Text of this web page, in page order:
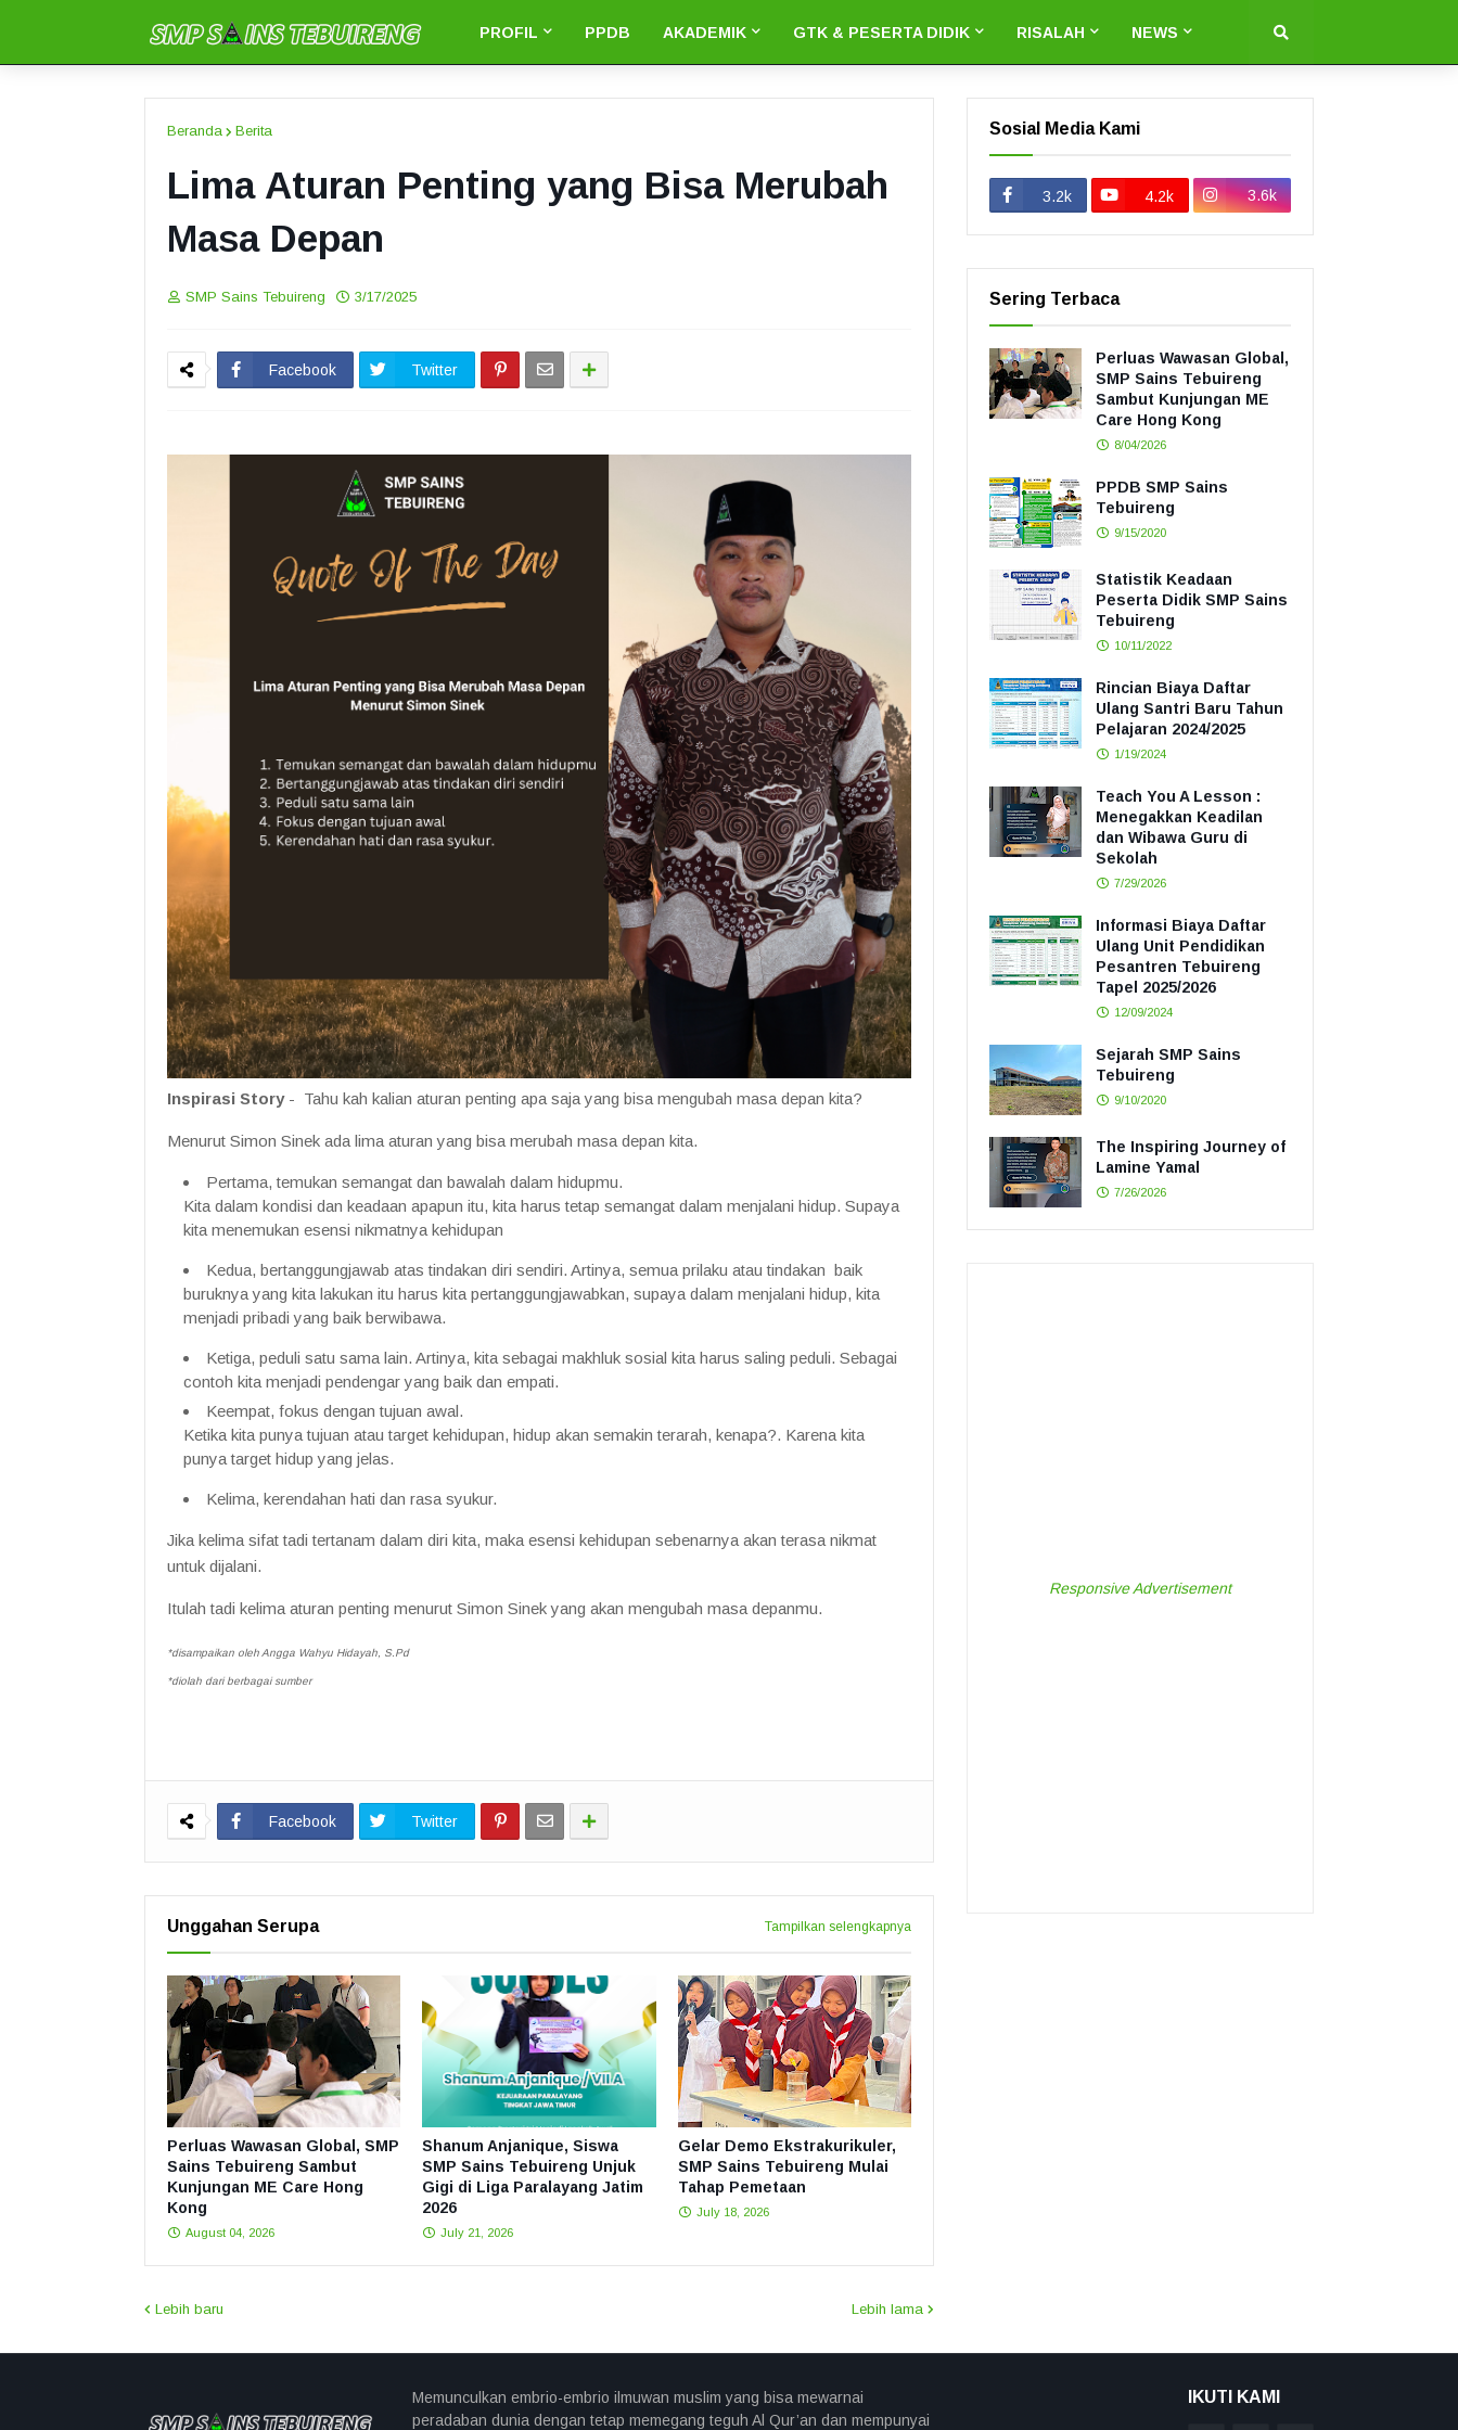
PROFIL PPDB AKADEMIK GTK & PESERTA DIDIK RISALAH NEWS
Beranda Berita
Lima Aturan Penting yang Bisa Merubah
Masa Depan
SMP Sains Tebuireng 3/17/2025
Facebook Twitter
Inspirasi Story- Tahu kah kalian aturan penting apa saja yang bisa mengubah masa depan kita?
Menurut Simon Sinek ada lima aturan yang bisa merubah masa depan kita.
Pertama, temukan semangat dan bawalah dalam hidupmu.
Kita dalam kondisi dan keadaan apapun itu, kita harus tetap semangat dalam menjalani hidup. Supaya
kita menemukan esensi nikmatnya kehidupan
Kedua, bertanggungjawab atas tindakan diri sendiri. Artinya, semua prilaku atau tindakan baik
buruknya yang kita lakukan itu harus kita pertanggungjawabkan, supaya dalam menjalani hidup, kita
menjadi pribadi yang baik berwibawa.
Ketiga, peduli satu sama lain. Artinya, kita sebagai makhluk sosial kita harus saling peduli. Sebagai
contoh kita menjadi pendengar yang baik dan empati.
Keempat, fokus dengan tujuan awal.
Ketika kita punya tujuan atau target kehidupan, hidup akan semakin terarah, kenapa?. Karena kita
punya target hidup yang jelas.
Kelima, kerendahan hati dan rasa syukur.
Jika kelima sifat tadi tertanam dalam diri kita, maka esensi kehidupan sebenarnya akan terasa nikmat
untuk dijalani.
Itulah tadi kelima aturan penting menurut Simon Sinek yang akan mengubah masa depanmu.
*disampaikan oleh Angga Wahyu Hidayah, S.Pd
*diolah dari berbagai sumber
Facebook Twitter
Unggahan Serupa Tampilkan selengkapnya
Perluas Wawasan Global, SMP
Sains Tebuireng Sambut
Kunjungan ME Care Hong
Kong
August 04, 2026
Shanum Anjanique, Siswa
SMP Sains Tebuireng Unjuk
Gigi di Liga Paralayang Jatim
2026
July 21, 2026
Gelar Demo Ekstrakurikuler,
SMP Sains Tebuireng Mulai
Tahap Pemetaan
July 18, 2026
Lebih baru Lebih lama
Sosial Media Kami
3.2k 4.2k 3.6k
Sering Terbaca
Perluas Wawasan Global,
SMP Sains Tebuireng
Sambut Kunjungan ME
Care Hong Kong
8/04/2026
PPDB SMP Sains
Tebuireng
9/15/2020
Statistik Keadaan
Peserta Didik SMP Sains
Tebuireng
10/11/2022
Rincian Biaya Daftar
Ulang Santri Baru Tahun
Pelajaran 2024/2025
1/19/2024
Teach You A Lesson :
Menegakkan Keadilan
dan Wibawa Guru di
Sekolah
7/29/2026
Informasi Biaya Daftar
Ulang Unit Pendidikan
Pesantren Tebuireng
Tapel 2025/2026
12/09/2024
Sejarah SMP Sains
Tebuireng
9/10/2020
The Inspiring Journey of
Lamine Yamal
7/26/2026
Responsive Advertisement
Memunculkan embrio-embrio ilmuwan muslim yang bisa mewarnai
peradaban dunia dengan tetap memegang teguh Al Qur’an dan mempunyai
IKUTI KAMI